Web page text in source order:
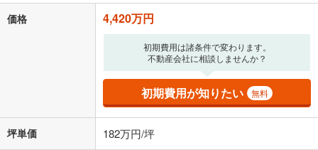
価格 4,420万円
初期費用は諸条件で変わります。
不動産会社に相談しませんか？
初期費用が知りたい 無料
坪単価 182万円/坪